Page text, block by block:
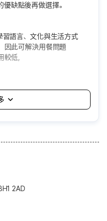
缺點後再做選擇。
習語言、文化與生活方式
因此可解決用餐問題
低，
到自己無法適應的家庭
個人空間與自由可能受限
不便
餐)2AD